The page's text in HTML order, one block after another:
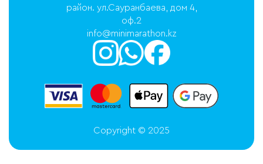
район. ул.Сауранбаева, дом 4,
оф.2
info@minimarathon.kz
Copyright © 2025